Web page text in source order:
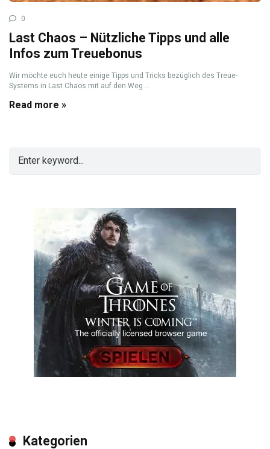
0
Last Chaos – Nützliche Tipps und alle
Infos zum Treuebonus
Wir möchte euch heute einige Tipps und Tricks bezüglich des Treue-
Systems in Last Chaos mit auf den Weg ...
Read more »
Kategorien